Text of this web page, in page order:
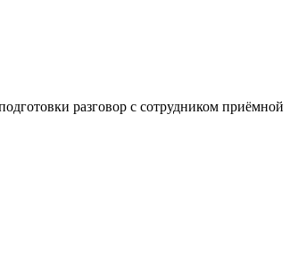
разговор с сотрудником приёмной